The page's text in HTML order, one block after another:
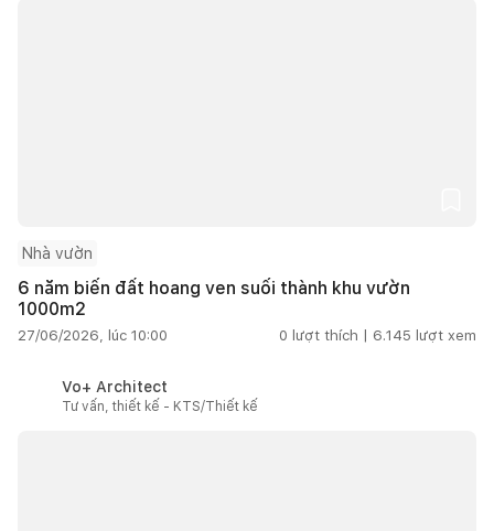
Nhà vườn
6 năm biến đất hoang ven suối thành khu vườn
1000m2
27/06/2026, lúc 10:00 0 lượt thích | 6.145 lượt xem
Vo+ Architect
Tư vấn, thiết kế - KTS/Thiết kế